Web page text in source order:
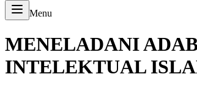
Menu
MENELADANI
INTELEKTUAL